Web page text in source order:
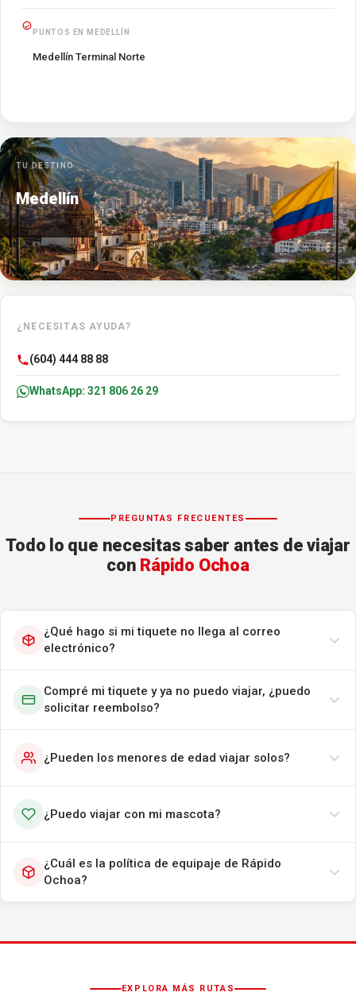
PUNTOS EN MEDELLÍN
Medellín Terminal Norte
TU DESTINO
Medellín
¿NECESITAS AYUDA?
(604) 444 88 88
WhatsApp: 321 806 26 29
PREGUNTAS FRECUENTES
Todo lo que necesitas saber antes de viajar
con Rápido Ochoa
¿Qué hago si mi tiquete no llega al correo
electrónico?
Compré mi tiquete y ya no puedo viajar, ¿puedo
solicitar reembolso?
¿Pueden los menores de edad viajar solos?
¿Puedo viajar con mi mascota?
¿Cuál es la política de equipaje de Rápido
Ochoa?
EXPLORA MÁS RUTAS